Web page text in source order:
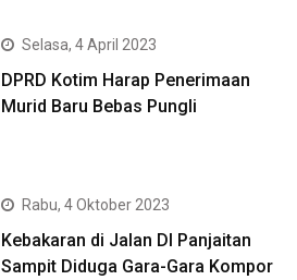
Selasa, 4 April 2023
DPRD Kotim Harap Penerimaan
Murid Baru Bebas Pungli
Rabu, 4 Oktober 2023
Kebakaran di Jalan DI Panjaitan
Sampit Diduga Gara-Gara Kompor